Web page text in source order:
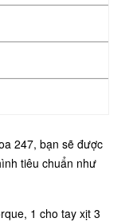
247, bạn sẽ được
tiêu chuẩn như
1 cho tay xịt 3